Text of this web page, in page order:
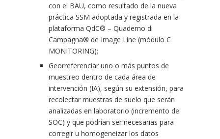
con el BAU, como resultado de la nueva
práctica SSM adoptada y registrada en la
plataforma QdC® – Quaderno di
Campagna® de Image Line (módulo C
MONITORING);
Georreferenciar uno o más puntos de
muestreo dentro de cada área de
intervención (IA), según su extensión, para
recolectar muestras de suelo que serán
analizadas en laboratorio (incremento de
SOC) y que podrían ser necesarias para
corregir u homogeneizar los datos